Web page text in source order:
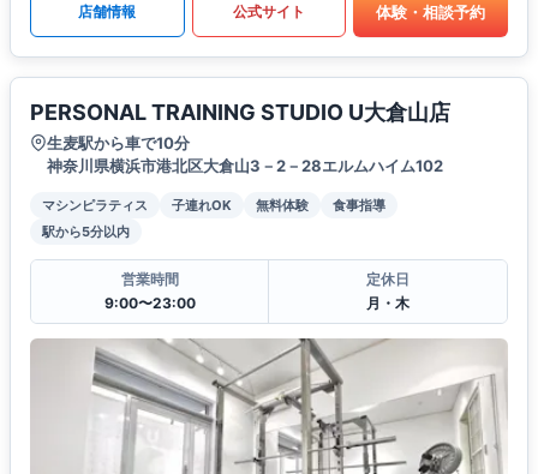
店舗情報 公式サイト 体験・相談予約
PERSONAL TRAINING STUDIO U大倉山店
生麦駅から車で10分
神奈川県横浜市港北区大倉山3－2－28エルムハイム102
マシンピラティス 子連れOK 無料体験
食事指導
駅から5分以内
営業時間
9:00〜23:00
定休日
月・木